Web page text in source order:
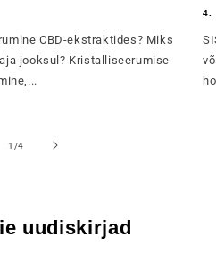
CBD-ekstraktides? Miks
jooksul? Kristalliseerumise
4.
1 /of
4
uudiskirjad